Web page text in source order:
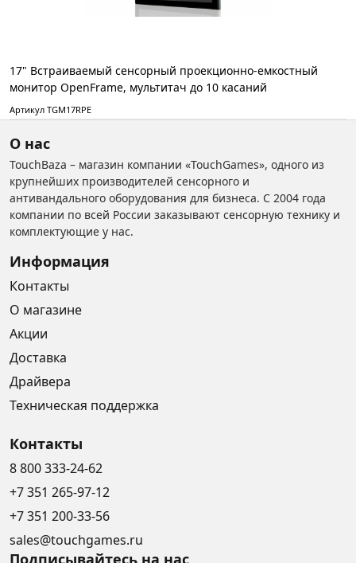
17" Встраиваемый сенсорный проекционно-емкостный
монитор OpenFrame, мультитач до 10 касаний
Артикул TGM17RPE
О нас
TouchBaza – магазин компании «TouchGames», одного из
крупнейших производителей сенсорного и
антивандального оборудования для бизнеса. С 2004 года
компании по всей России заказывают сенсорную технику и
комплектующие у нас.
Информация
Контакты
О магазине
Акции
Доставка
Драйвера
Техническая поддержка
Контакты
8 800 333-24-62
+7 351 265-97-12
+7 351 200-33-56
sales@touchgames.ru
Подписывайтесь на нас